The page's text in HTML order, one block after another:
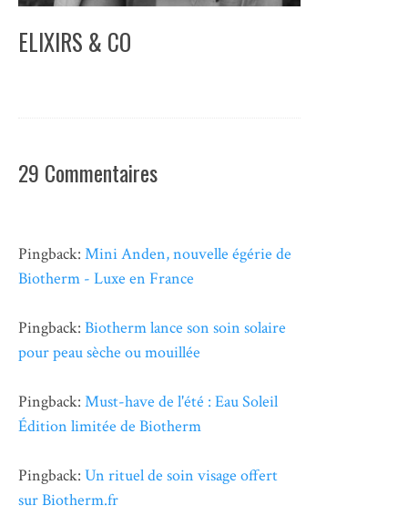
ELIXIRS & CO
29 Commentaires
Pingback: Mini Anden, nouvelle égérie de
Biotherm - Luxe en France
Pingback: Biotherm lance son soin solaire
pour peau sèche ou mouillée
Pingback: Must-have de l'été : Eau Soleil
Édition limitée de Biotherm
Pingback: Un rituel de soin visage offert
sur Biotherm.fr